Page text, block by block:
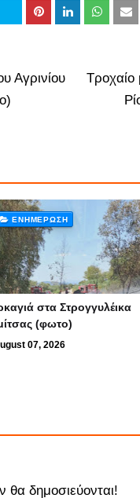
Τροχαίο
Αγρινίου
ΕΝΗΜΈΡΩΣΗ
στα Στρογγυλέικα
(φωτο)
07, 2026
θα δημοσιεύονται!